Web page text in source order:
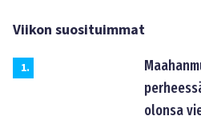
Viikon suosituimmat
1.
olonsa